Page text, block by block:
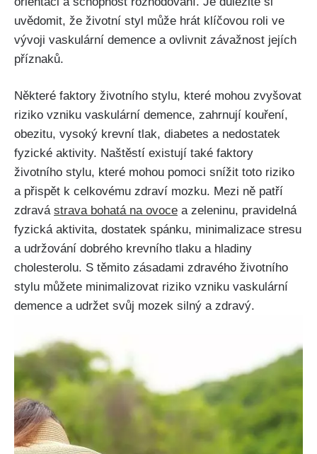
uvědomit, že životní styl může hrát klíčovou roli ve
vývoji vaskulární demence a ovlivnit závažnost jejích
příznaků.
Některé faktory životního stylu, které mohou zvyšovat
riziko vzniku vaskulární demence, zahrnují kouření,
obezitu, vysoký krevní tlak, diabetes a nedostatek
fyzické aktivity. Naštěstí existují také faktory
životního stylu, které mohou pomoci snížit toto riziko
a přispět k celkovému zdraví mozku. Mezi ně patří
zdravá strava bohatá na ovoce a zeleninu, pravidelná
fyzická aktivita, dostatek spánku, minimalizace stresu
a udržování dobrého krevního tlaku a hladiny
cholesterolu. S těmito zásadami zdravého životního
stylu můžete minimalizovat riziko vzniku vaskulární
demence a udržet svůj mozek silný a zdravý.